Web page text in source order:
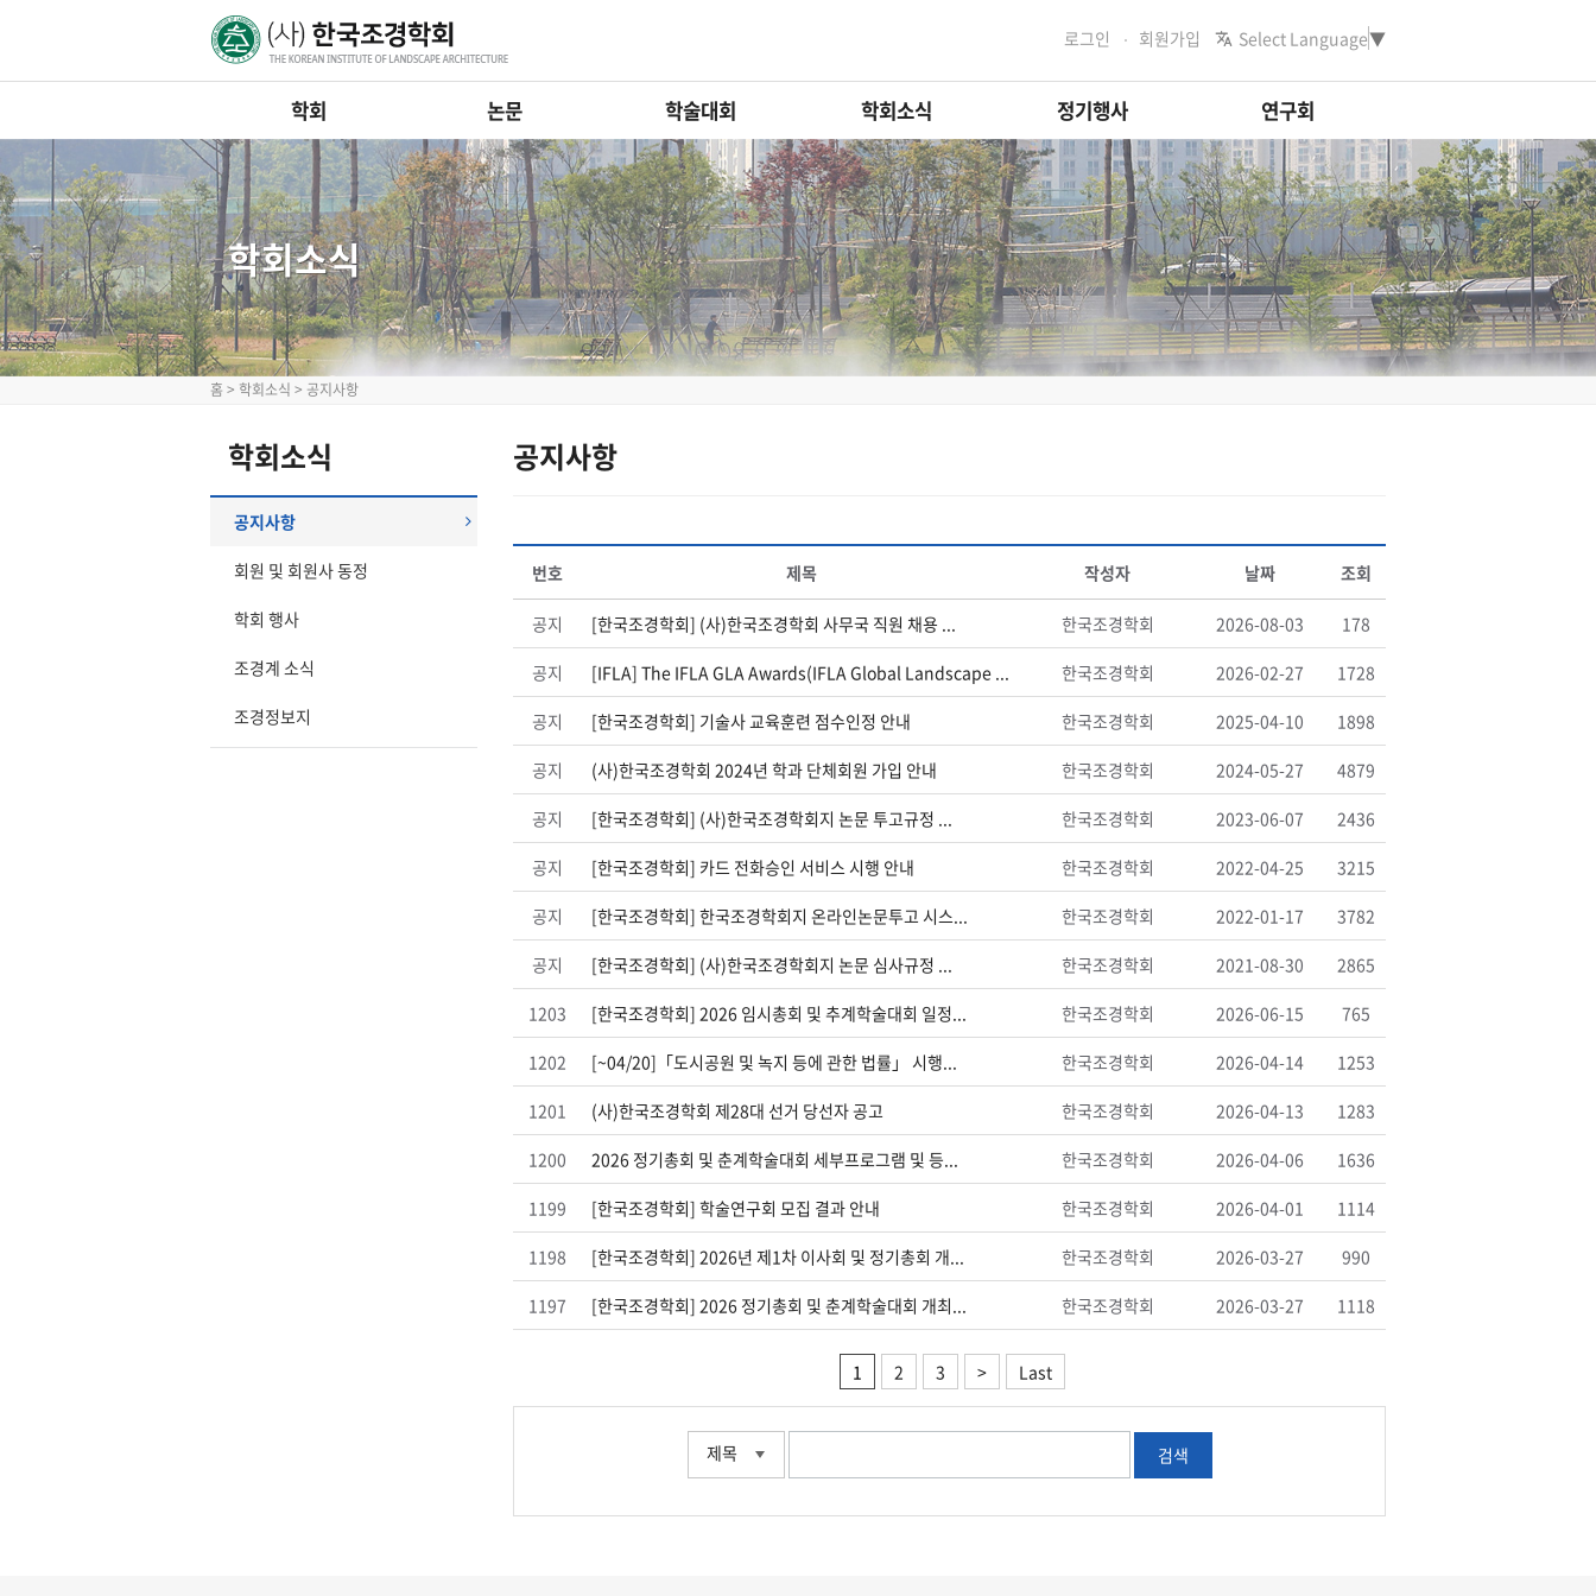
로그인 회원가입 Select Language▼
학회 논문 학술대회 학회소식 정기행사 연구회
학회소식
홈 > 학회소식 > 공지사항
학회소식
공지사항
회원 및 회원사 동정
학회 행사
조경계 소식
조경정보지
공지사항
번호 제목 작성자 날짜 조회
공지 [한국조경학회] (사)한국조경학회 사무국 직원 채용 ... 한국조경학회 2026-08-03 178
공지 [IFLA] The IFLA GLA Awards(IFLA Global Landscape ... 한국조경학회 2026-02-27 1728
공지 [한국조경학회] 기술사 교육훈련 점수인정 안내 한국조경학회 2025-04-10 1898
공지 (사)한국조경학회 2024년 학과 단체회원 가입 안내 한국조경학회 2024-05-27 4879
공지 [한국조경학회] (사)한국조경학회지 논문 투고규정 ... 한국조경학회 2023-06-07 2436
공지 [한국조경학회] 카드 전화승인 서비스 시행 안내 한국조경학회 2022-04-25 3215
공지 [한국조경학회] 한국조경학회지 온라인논문투고 시스... 한국조경학회 2022-01-17 3782
공지 [한국조경학회] (사)한국조경학회지 논문 심사규정 ... 한국조경학회 2021-08-30 2865
1203 [한국조경학회] 2026 임시총회 및 추계학술대회 일정... 한국조경학회 2026-06-15 765
1202 [~04/20]「도시공원 및 녹지 등에 관한 법률」 시행... 한국조경학회 2026-04-14 1253
1201 (사)한국조경학회 제28대 선거 당선자 공고 한국조경학회 2026-04-13 1283
1200 2026 정기총회 및 춘계학술대회 세부프로그램 및 등... 한국조경학회 2026-04-06 1636
1199 [한국조경학회] 학술연구회 모집 결과 안내 한국조경학회 2026-04-01 1114
1198 [한국조경학회] 2026년 제1차 이사회 및 정기총회 개... 한국조경학회 2026-03-27 990
1197 [한국조경학회] 2026 정기총회 및 춘계학술대회 개최... 한국조경학회 2026-03-27 1118
1 2 3 > Last
제목 검색